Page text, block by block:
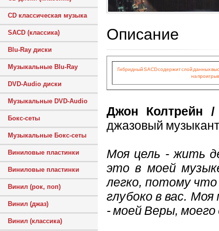
CD классическая музыка
SACD (классика)
Blu-Ray диски
Музыкальные Blu-Ray
DVD-Audio диски
Музыкальные DVD-Audio
Бокс-сеты
Музыкальные Бокс-сеты
Виниловые пластинки
Виниловые пластинки
Винил (рок, поп)
Винил (джаз)
Винил (классика)
Описание
Гибридный SACD содержит слой данных
на
Джон Колтрейн
джазовый
Моя цель - жить
это в моей
легко, потому
глубоко в вас.
- моей Веры,